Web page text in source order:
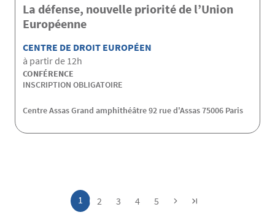
La défense, nouvelle priorité de l’Union
Européenne
CENTRE DE DROIT EUROPÉEN
à partir de 12h
CONFÉRENCE
INSCRIPTION OBLIGATOIRE
Centre Assas Grand amphithéâtre 92 rue d'Assas 75006 Paris
Page
1 Page
2 Page
3 Page
4 Page
5